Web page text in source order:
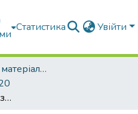
Статистика Увійти
Конференції та матеріали конференцій
Розробка підходу по визначенню ефективної системи управління запасами на складі підприємства